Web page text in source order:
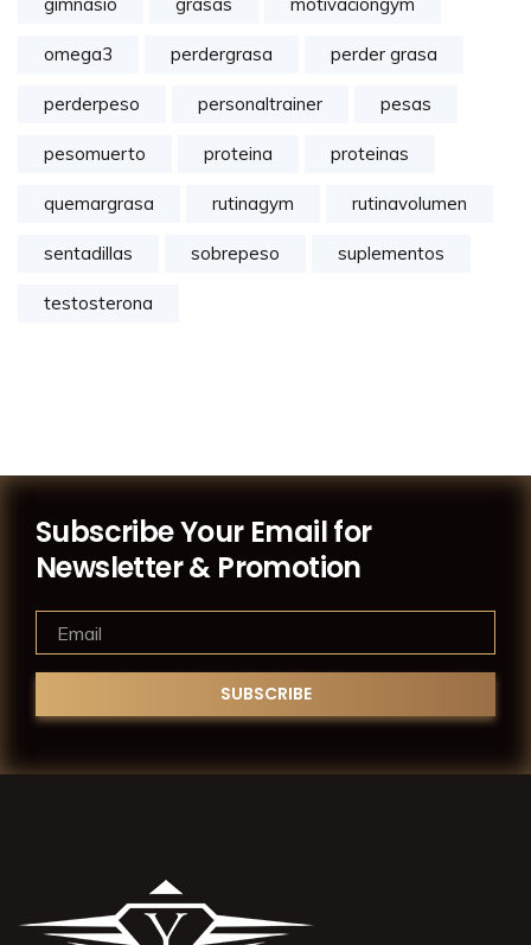
gimnasio grasas motivaciongym
omega3 perdergrasa perder grasa
perderpeso personaltrainer pesas
pesomuerto proteina proteinas
quemargrasa rutinagym rutinavolumen
sentadillas sobrepeso suplementos
testosterona
Subscribe Your Email for
Newsletter & Promotion